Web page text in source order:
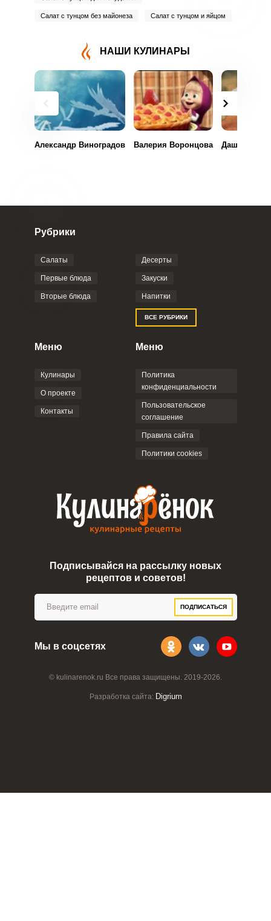
Салат с тунцом без майонеза Салат с тунцом и яйцом
НАШИ КУЛИНАРЫ
Александр Виноградов Валерия Воронцова Даша
© kulinarenok.ru Все права защищены. 2019-2026.
Разработка сайта: Digrium
Рубрики
Салаты
Первые блюда
Вторые блюда
Десерты
Закуски
Напитки
ВСЕ РУБРИКИ
Меню
Кулинары
О проекте
Контакты
Меню
Политика
конфиденциальности
Пользовательское
соглашение
Правила сайта
Политики cookies
Подписывайся на рассылку новых
рецептов и советов!
ПОДПИСАТЬСЯ
Мы в соцсетях